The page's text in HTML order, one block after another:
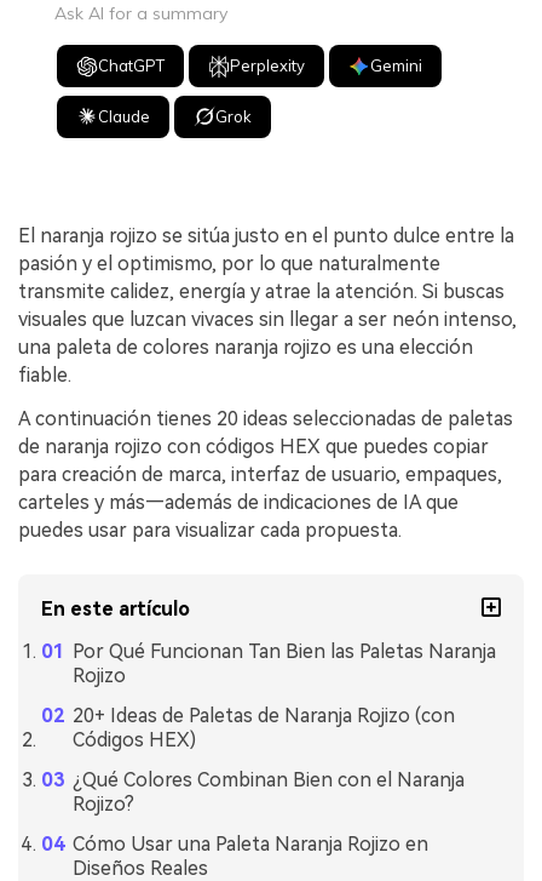
Ask AI for a summary
ChatGPT Perplexity Gemini
Claude Grok
El naranja rojizo se sitúa justo en el punto dulce entre la
pasión y el optimismo, por lo que naturalmente
transmite calidez, energía y atrae la atención. Si buscas
visuales que luzcan vivaces sin llegar a ser neón intenso,
una paleta de colores naranja rojizo es una elección
fiable.
A continuación tienes 20 ideas seleccionadas de paletas
de naranja rojizo con códigos HEX que puedes copiar
para creación de marca, interfaz de usuario, empaques,
carteles y más—además de indicaciones de IA que
puedes usar para visualizar cada propuesta.
En este artículo
Por Qué Funcionan Tan Bien las Paletas Naranja
Rojizo
20+ Ideas de Paletas de Naranja Rojizo (con
Códigos HEX)
¿Qué Colores Combinan Bien con el Naranja
Rojizo?
Cómo Usar una Paleta Naranja Rojizo en
Diseños Reales